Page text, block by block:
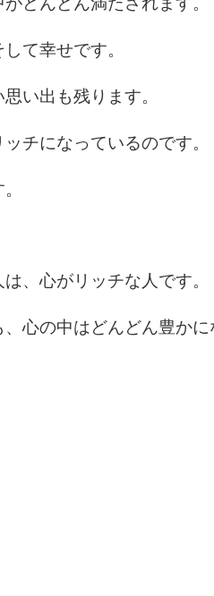
て幸せです。
い出も残ります。
チになっているのです。
、心がリッチな人です。
心の中はどんどん豊かに